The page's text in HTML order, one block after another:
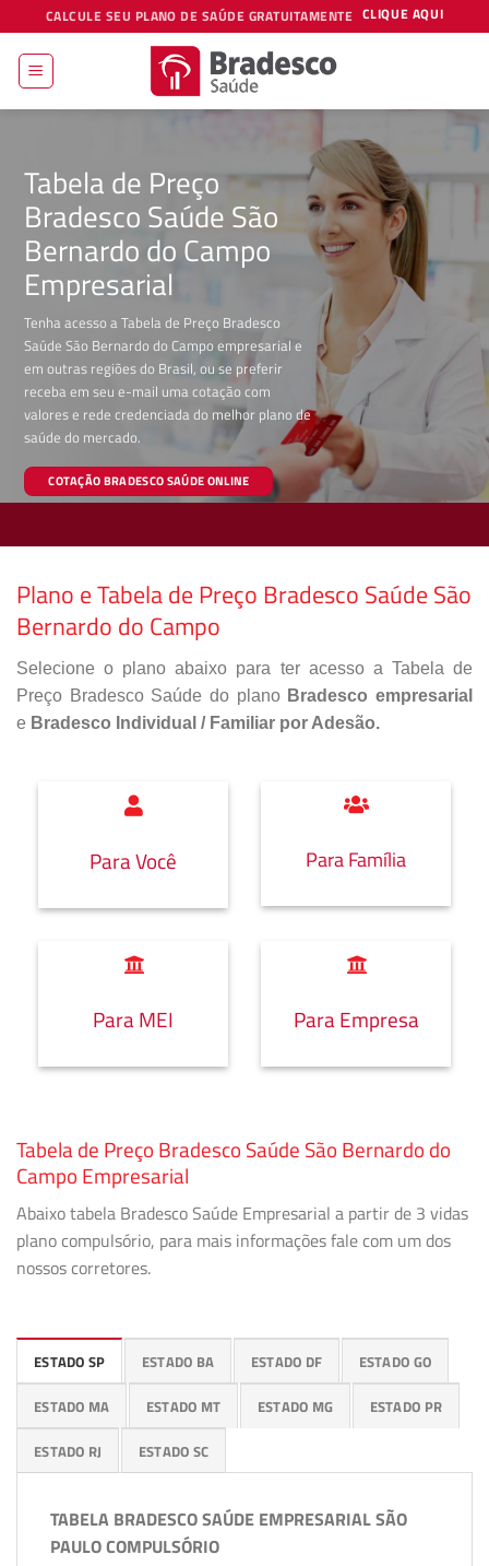
to
content
CALCULE SEU PLANO DE SAÚDE GRATUITAMENTE CLIQUE AQUI
Tabela de Preço
Bradesco Saúde São
Bernardo do Campo
Empresarial
Tenha acesso a Tabela de Preço Bradesco
Saúde São Bernardo do Campo empresarial e
em outras regiões do Brasil, ou se preferir
receba em seu e-mail uma cotação com
valores e rede credenciada do melhor plano de
saúde do mercado.
COTAÇÃO BRADESCO SAÚDE ONLINE
Plano e Tabela de Preço Bradesco Saúde São
Bernardo do Campo
Selecione o plano abaixo para ter acesso a Tabela de
Preço Bradesco Saúde do plano Bradesco empresarial
e Bradesco Individual / Familiar por Adesão.
Para Você Para Família
Para MEI Para Empresa
Tabela de Preço Bradesco Saúde São Bernardo do
Campo Empresarial
Abaixo tabela Bradesco Saúde Empresarial a partir de 3 vidas
plano compulsório, para mais informações fale com um dos
nossos corretores.
ESTADO SP ESTADO BA ESTADO DF ESTADO GO
ESTADO MA ESTADO MT ESTADO MG ESTADO PR
ESTADO RJ ESTADO SC
TABELA BRADESCO SAÚDE EMPRESARIAL SÃO
PAULO COMPULSÓRIO